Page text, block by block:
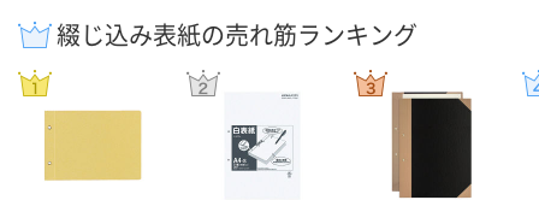
綴じ込み表紙の売れ筋ランキング